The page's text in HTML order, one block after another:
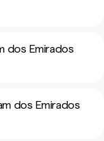
dos Emirados
dos Emirados